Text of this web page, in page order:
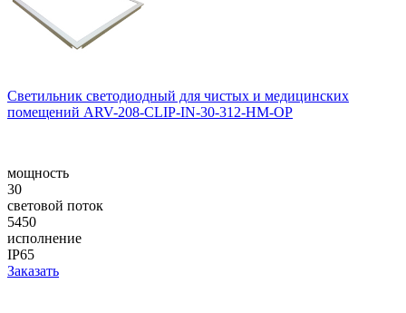
Светильник светодиодный для чистых и медицинских
помещений ARV-208-CLIP-IN-30-312-НM-OP
мощность
30
световой поток
5450
исполнение
IP65
Заказать